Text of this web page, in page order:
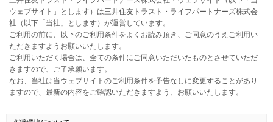
ウェブサイト」とします）は三井住友トラスト・ライフパートナーズ株式会
社（以下「当社」とします）が運営しています。
ご利用の前に、以下のご利用条件をよくお読み頂き、ご同意のうえご利用い
ただきますようお願いいたします。
ご利用いただく場合は、全ての条件にご同意いただいたものとさせていただ
きますので、ご了承願います。
なお、当社は当ウェブサイトのご利用条件を予告なしに変更することがあり
ますので、最新の内容をご確認いただきますよう、お願いいたします。